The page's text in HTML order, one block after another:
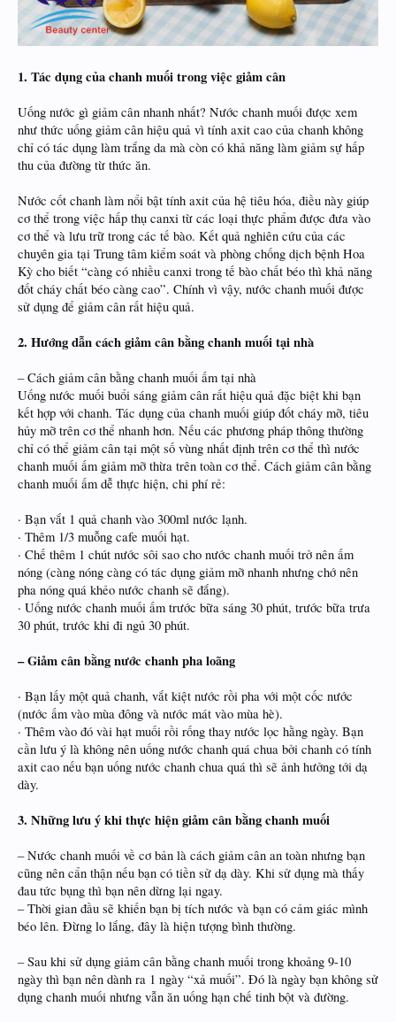
1. Tác dụng của chanh muối trong việc giảm cân
Uống nước gì giảm cân nhanh nhất? Nước chanh muối được xem
như thức uống giảm cân hiệu quả vì tính axit cao của chanh không
chỉ có tác dụng làm trắng da mà còn có khả năng làm giảm sự hấp
thu của đường từ thức ăn.
Nước cốt chanh làm nổi bật tính axit của hệ tiêu hóa, điều này giúp
cơ thể trong việc hấp thụ canxi từ các loại thực phẩm được đưa vào
cơ thể và lưu trữ trong các tế bào. Kết quả nghiên cứu của các
chuyên gia tại Trung tâm kiểm soát và phòng chống dịch bệnh Hoa
Kỳ cho biết “càng có nhiều canxi trong tế bào chất béo thì khả năng
đốt cháy chất béo càng cao”. Chính vì vậy, nước chanh muối được
sử dụng để giảm cân rất hiệu quả.
2. Hướng dẫn cách giảm cân bằng chanh muối tại nhà
– Cách giảm cân bằng chanh muối ấm tại nhà
Uống nước muối buổi sáng giảm cân rất hiệu quả đặc biệt khi bạn
kết hợp với chanh. Tác dụng của chanh muối giúp đốt cháy mỡ, tiêu
hủy mỡ trên cơ thể nhanh hơn. Nếu các phương pháp thông thường
chỉ có thể giảm cân tại một số vùng nhất định trên cơ thể thì nước
chanh muối ấm giảm mỡ thừa trên toàn cơ thể. Cách giảm cân bằng
chanh muối ấm dễ thực hiện, chi phí rẻ:
· Bạn vắt 1 quả chanh vào 300ml nước lạnh.
· Thêm 1/3 muỗng cafe muối hạt.
· Chế thêm 1 chút nước sôi sao cho nước chanh muối trở nên ấm
nóng (càng nóng càng có tác dụng giảm mỡ nhanh nhưng chớ nên
pha nóng quá khẻo nước chanh sẽ đắng).
· Uống nước chanh muối ấm trước bữa sáng 30 phút, trước bữa trưa
30 phút, trước khi đi ngủ 30 phút.
– Giảm cân bằng nước chanh pha loãng
· Bạn lấy một quả chanh, vắt kiệt nước rồi pha với một cốc nước
(nước ấm vào mùa đông và nước mát vào mùa hè).
· Thêm vào đó vài hạt muối rồi rống thay nước lọc hằng ngày. Bạn
cần lưu ý là không nên uống nước chanh quá chua bởi chanh có tính
axit cao nếu bạn uống nước chanh chua quá thì sẽ ảnh hưởng tới dạ
dày.
3. Những lưu ý khi thực hiện giảm cân bằng chanh muối
– Nước chanh muối về cơ bản là cách giảm cân an toàn nhưng bạn
cũng nên cẩn thận nếu bạn có tiền sử dạ dày. Khi sử dụng mà thấy
đau tức bụng thì bạn nên dừng lại ngay.
– Thời gian đầu sẽ khiến bạn bị tích nước và bạn có cảm giác mình
béo lên. Đừng lo lắng, đây là hiện tượng bình thường.
– Sau khi sử dụng giảm cân bằng chanh muối trong khoảng 9-10
ngày thì bạn nên dành ra 1 ngày “xả muối”. Đó là ngày bạn không sử
dụng chanh muối nhưng vẫn ăn uống hạn chế tinh bột và đường.